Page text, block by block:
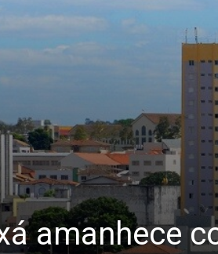
amanhece